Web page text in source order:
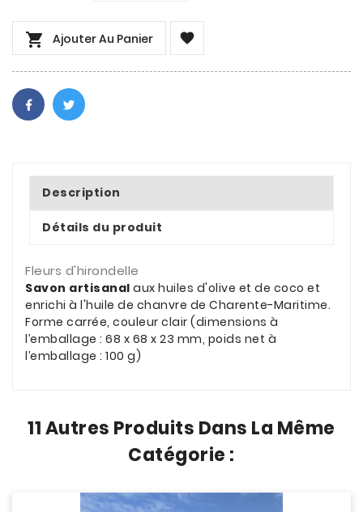
 Ajouter Au Panier 
Description
Détails du produit
Fleurs d'hirondelle
Savon artisanal aux huiles d'olive et de coco et
enrichi à l'huile de chanvre de Charente-Maritime.
Forme carrée, couleur clair (dimensions à
l’emballage : 68 x 68 x 23 mm, poids net à
l’emballage : 100 g)
11 Autres Produits Dans La Même
Catégorie :